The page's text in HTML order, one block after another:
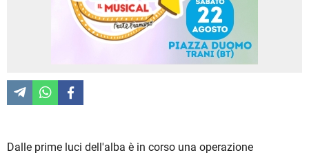
Dalle prime luci dell'alba è in corso una operazione